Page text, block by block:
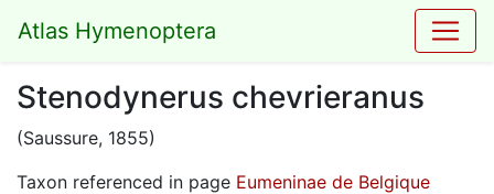
Atlas Hymenoptera
Stenodynerus chevrieranus
(Saussure, 1855)
Taxon referenced in page Eumeninae de Belgique